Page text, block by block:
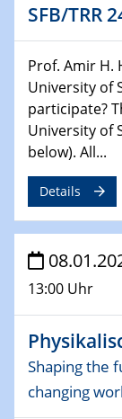
22.01.2025
HyMission
29.01.2025
Decoding
experimental
29.01.2025
GDCh
The Cation
30.01.2025
WIN &
MATURE
30.01.2025
Talk Prof.
SFB/TRR
Prof. Amir H.
University of
participate?
University of
below). All...
Details
13:00 Uhr
Shaping the
changing